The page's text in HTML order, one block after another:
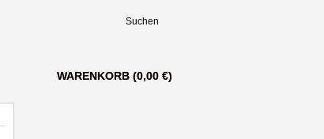
WARENKORB (0,00 €)